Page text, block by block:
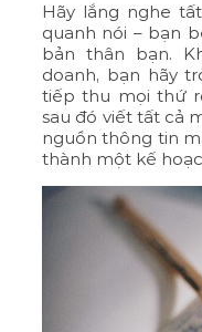
Hãy lắng nghe
quanh nói – bạn
bản thân bạn.
doanh, bạn hãy
tiếp thu mọi thứ
sau đó viết tất cả
nguồn thông tin
thành một kế